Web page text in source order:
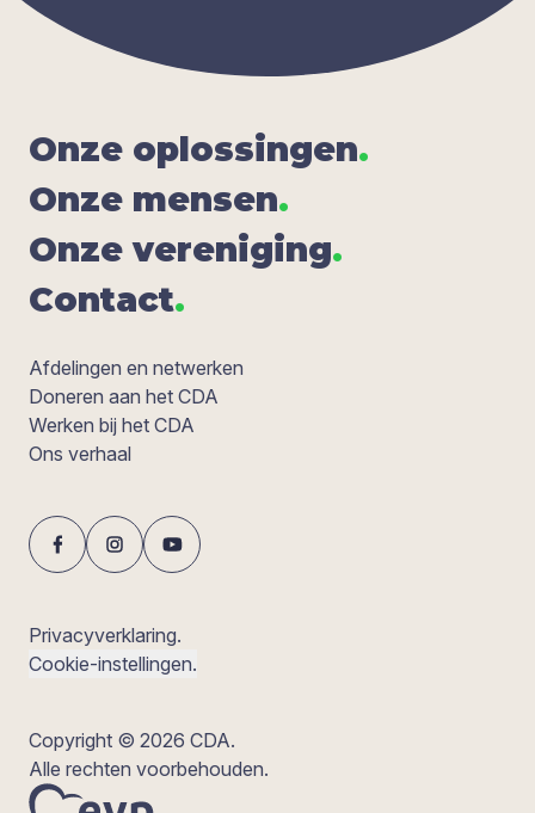
Onze oplos­sin­gen.
Onze men­sen.
Onze ver­e­ni­ging.
Con­tact.
Afdelingen en netwerken
Doneren aan het CDA
Werken bij het CDA
Ons verhaal
Privacyverklaring.
Cookie-instellingen.
Copyright © 2026 CDA.
Alle rechten voorbehouden.